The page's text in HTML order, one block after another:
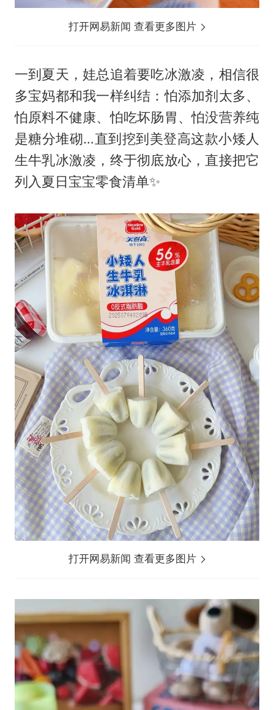
打开网易新闻 查看更多图片
一到夏天，娃总追着要吃冰激凌，相信很
多宝妈都和我一样纠结：怕添加剂太多、
怕原料不健康、怕吃坏肠胃、怕没营养纯
是糖分堆砌…直到挖到美登高这款小矮人
生牛乳冰激凌，终于彻底放心，直接把它
列入夏日宝宝零食清单✨
打开网易新闻 查看更多图片